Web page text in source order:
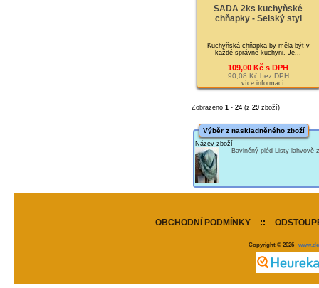
SADA 2ks kuchyňské
chňapky - Selský styl
Kuchyňská chňapka by měla být v
každé správné kuchyni. Je...
109,00 Kč s DPH
90,08 Kč bez DPH
... více informací
Zobrazeno 1 - 24(z 29zboží)
Výběr z naskladněného zboží
Název zboží
Bavlněný pléd Listy lahvově
OBCHODNÍ PODMÍNKY ::
Copyright © 2026